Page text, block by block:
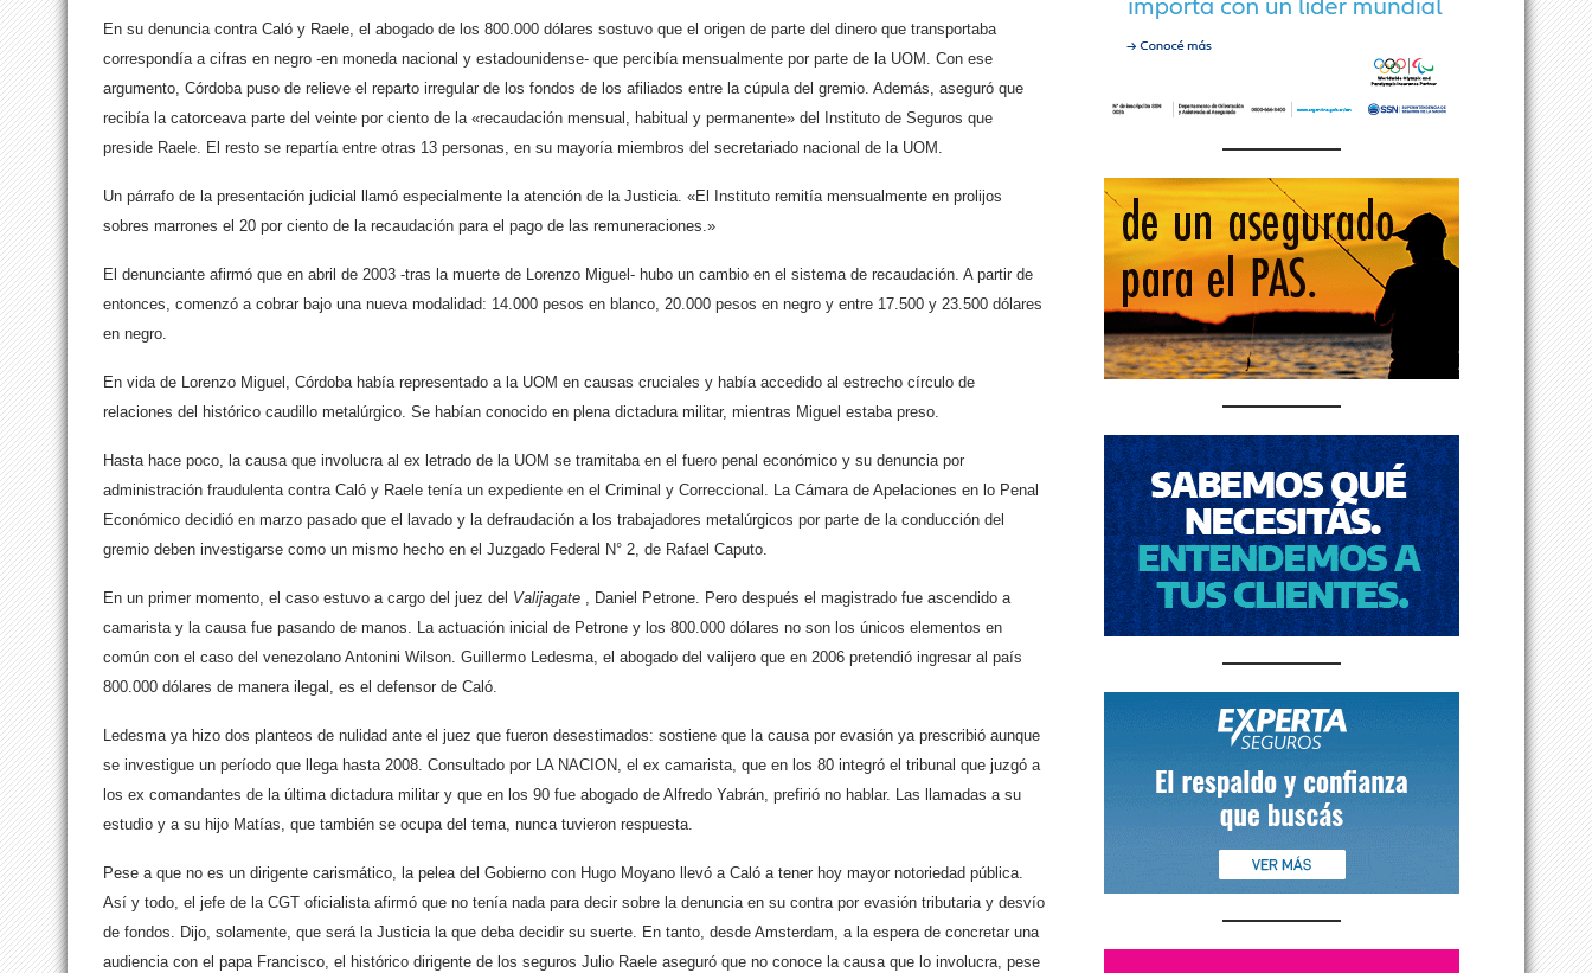
En su denuncia contra Caló y Raele, el abogado de los 800.000 dólares sostuvo que el origen de parte del dinero que transportaba
correspondía a cifras en negro -en moneda nacional y estadounidense- que percibía mensualmente por parte de la UOM. Con ese
argumento, Córdoba puso de relieve el reparto irregular de los fondos de los afiliados entre la cúpula del gremio. Además, aseguró que
recibía la catorceava parte del veinte por ciento de la «recaudación mensual, habitual y permanente» del Instituto de Seguros que
preside Raele. El resto se repartía entre otras 13 personas, en su mayoría miembros del secretariado nacional de la UOM.
Un párrafo de la presentación judicial llamó especialmente la atención de la Justicia. «El Instituto remitía mensualmente en prolijos
sobres marrones el 20 por ciento de la recaudación para el pago de las remuneraciones.»
El denunciante afirmó que en abril de 2003 -tras la muerte de Lorenzo Miguel- hubo un cambio en el sistema de recaudación. A partir de
entonces, comenzó a cobrar bajo una nueva modalidad: 14.000 pesos en blanco, 20.000 pesos en negro y entre 17.500 y 23.500 dólares
en negro.
En vida de Lorenzo Miguel, Córdoba había representado a la UOM en causas cruciales y había accedido al estrecho círculo de
relaciones del histórico caudillo metalúrgico. Se habían conocido en plena dictadura militar, mientras Miguel estaba preso.
Hasta hace poco, la causa que involucra al ex letrado de la UOM se tramitaba en el fuero penal económico y su denuncia por
administración fraudulenta contra Caló y Raele tenía un expediente en el Criminal y Correccional. La Cámara de Apelaciones en lo Penal
Económico decidió en marzo pasado que el lavado y la defraudación a los trabajadores metalúrgicos por parte de la conducción del
gremio deben investigarse como un mismo hecho en el Juzgado Federal N° 2, de Rafael Caputo.
En un primer momento, el caso estuvo a cargo del juez del Valijagate , Daniel Petrone. Pero después el magistrado fue ascendido a
camarista y la causa fue pasando de manos. La actuación inicial de Petrone y los 800.000 dólares no son los únicos elementos en
común con el caso del venezolano Antonini Wilson. Guillermo Ledesma, el abogado del valijero que en 2006 pretendió ingresar al país
800.000 dólares de manera ilegal, es el defensor de Caló.
Ledesma ya hizo dos planteos de nulidad ante el juez que fueron desestimados: sostiene que la causa por evasión ya prescribió aunque
se investigue un período que llega hasta 2008. Consultado por LA NACION, el ex camarista, que en los 80 integró el tribunal que juzgó a
los ex comandantes de la última dictadura militar y que en los 90 fue abogado de Alfredo Yabrán, prefirió no hablar. Las llamadas a su
estudio y a su hijo Matías, que también se ocupa del tema, nunca tuvieron respuesta.
Pese a que no es un dirigente carismático, la pelea del Gobierno con Hugo Moyano llevó a Caló a tener hoy mayor notoriedad pública.
Así y todo, el jefe de la CGT oficialista afirmó que no tenía nada para decir sobre la denuncia en su contra por evasión tributaria y desvío
de fondos. Dijo, solamente, que será la Justicia la que deba decidir su suerte. En tanto, desde Amsterdam, a la espera de concretar una
audiencia con el papa Francisco, el histórico dirigente de los seguros Julio Raele aseguró que no conoce la causa que lo involucra, pese